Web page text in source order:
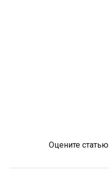
Оцените статью